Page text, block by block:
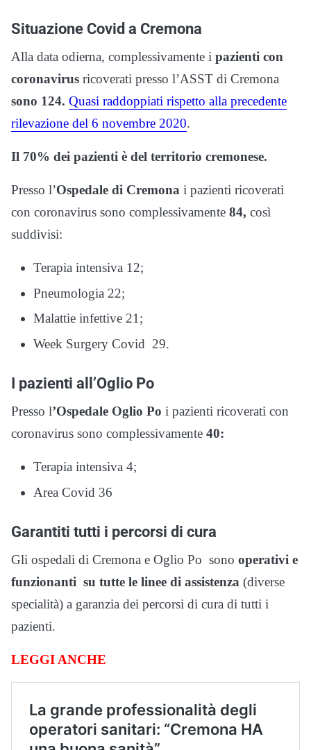
Situazione Covid a Cremona
Alla data odierna, complessivamente i pazienti con
coronavirus ricoverati presso l’ASST di Cremona
sono 124. Quasi raddoppiati rispetto alla precedente
rilevazione del 6 novembre 2020.
Il 70% dei pazienti è del territorio cremonese.
Presso l’Ospedale di Cremona i pazienti ricoverati
con coronavirus sono complessivamente 84, così
suddivisi:
Terapia intensiva 12;
Pneumologia 22;
Malattie infettive 21;
Week Surgery Covid 29.
I pazienti all’Oglio Po
Presso l’Ospedale Oglio Po i pazienti ricoverati con
coronavirus sono complessivamente 40:
Terapia intensiva 4;
Area Covid 36
Garantiti tutti i percorsi di cura
Gli ospedali di Cremona e Oglio Po sono operativi e
funzionanti su tutte le linee di assistenza (diverse
specialità) a garanzia dei percorsi di cura di tutti i
pazienti.
LEGGI ANCHE